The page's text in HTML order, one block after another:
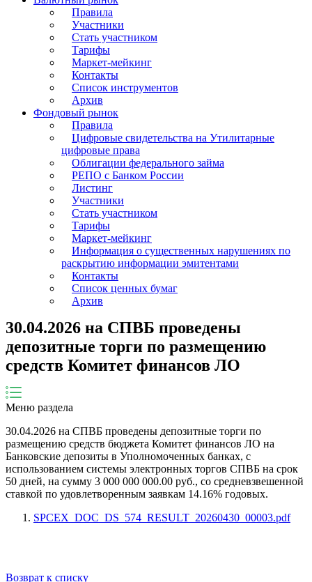
Правила
Участники
Стать участником
Тарифы
Маркет-мейкинг
Контакты
Список инструментов
Архив
Фондовый рынок
Правила
Цифровые свидетельства на Утилитарные
цифровые права
Облигации федерального займа
РЕПО с Банком России
Листинг
Участники
Стать участником
Тарифы
Маркет-мейкинг
Информация о существенных нарушениях по
раскрытию информации эмитентами
Контакты
Список ценных бумаг
Архив
30.04.2026 на СПВБ проведены
депозитные торги по размещению
средств Комитет финансов ЛО
Меню раздела
30.04.2026 на СПВБ проведены депозитные торги по
размещению средств бюджета Комитет финансов ЛО на
Банковские депозиты в Уполномоченных банках, с
использованием системы электронных торгов СПВБ на срок
50 дней, на сумму 3 000 000 000.00 руб., со средневзвешенной
ставкой по удовлетворенным заявкам 14.16% годовых.
SPCEX_DOC_DS_574_RESULT_20260430_00003.pdf
Возврат к списку